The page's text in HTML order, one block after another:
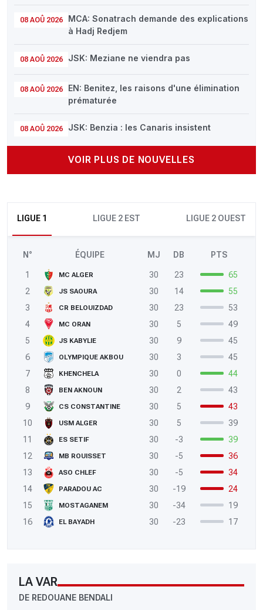
08 AOÛ 2026
MCA: Sonatrach demande des explications
à Hadj Redjem
08 AOÛ 2026 JSK: Meziane ne viendra pas
08 AOÛ 2026
EN: Benitez, les raisons d'une élimination
prématurée
08 AOÛ 2026 JSK: Benzia : les Canaris insistent
VOIR PLUS DE NOUVELLES
LIGUE 1 LIGUE 2 EST LIGUE 2 OUEST
N° ÉQUIPE MJ DB PTS
1 MC ALGER 30 23
65
2
JS SAOURA 30 14
55
3
CR BELOUIZDAD 30 23
53
4
MC ORAN 30 5
49
5
JS KABYLIE 30 9
45
6
OLYMPIQUE AKBOU 30 3
45
7
KHENCHELA 30 0
44
8
BEN AKNOUN 30 2
43
9
CS CONSTANTINE 30 5
43
10
USM ALGER 30 5
39
11
ES SETIF 30 -3
39
12
MB ROUISSET 30 -5
36
13
ASO CHLEF 30 -5
34
14
PARADOU AC 30 -19
24
15
MOSTAGANEM 30 -34
19
16
EL BAYADH 30 -23 17
LA VAR
DE REDOUANE BENDALI